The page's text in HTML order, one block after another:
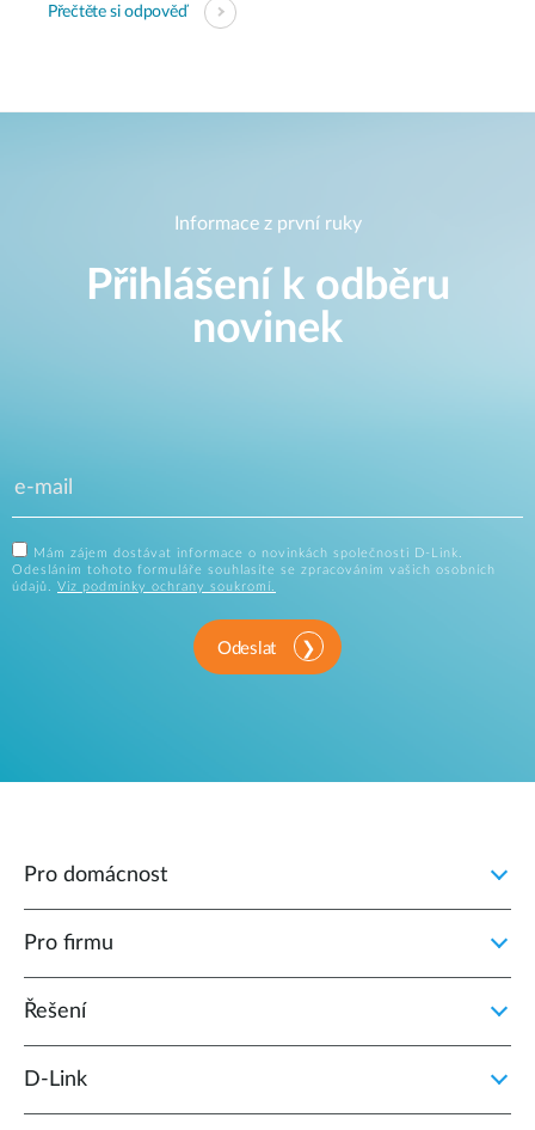
Přečtěte si odpověď
Informace z první ruky
Přihlášení k odběru
novinek
Mám zájem dostávat informace o novinkách společnosti D-Link.
Odesláním tohoto formuláře souhlasíte se zpracováním vašich osobních
údajů. Viz podmínky ochrany soukromí.
Odeslat
Pro domácnost
Pro firmu
Řešení
D‑Link